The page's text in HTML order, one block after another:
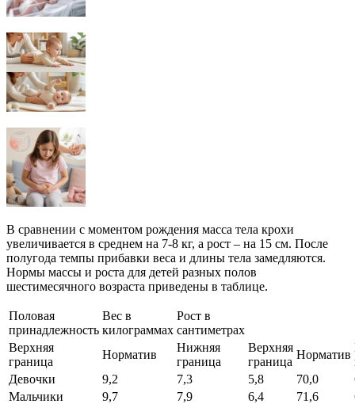
В сравнении с моментом рождения масса тела крохи
увеличивается в среднем на 7-8 кг, а рост – на 15 см. После
полугода темпы прибавки веса и длины тела замедляются.
Нормы массы и роста для детей разных полов
шестимесячного возраста приведены в таблице.
Половая
принадлежность
Вес в
килограммах
Рост в
сантиметрах
Верхняя
граница
Норматив
Нижняя
граница
Верхняя
граница
Норматив
Девочки
9,2 7,3 5,8 70,0
Мальчики
9,7 7,9 6,4 71,6